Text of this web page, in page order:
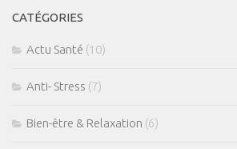
Contact
CATÉGORIES
Actu Santé (10)
Anti- Stress (7)
Bien-être & Relaxation (6)